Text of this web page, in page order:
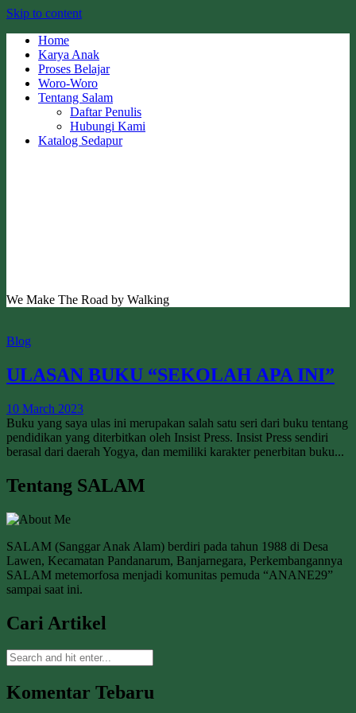
Skip to content
Home
Karya Anak
Proses Belajar
Woro-Woro
Tentang Salam
Daftar Penulis
Hubungi Kami
Katalog Sedapur
We Make The Road by Walking
Blog
ULASAN BUKU “SEKOLAH APA INI”
10 March 2023
Buku yang saya ulas ini merupakan salah satu seri dari buku tentang
pendidikan yang diterbitkan oleh Insist Press. Insist Press sendiri
berasal dari daerah Yogya, dan memiliki karakter penerbitan buku...
Tentang SALAM
SALAM (Sanggar Anak Alam) berdiri pada tahun 1988 di Desa
Lawen, Kecamatan Pandanarum, Banjarnegara, Perkembangannya
SALAM metemorfosa menjadi komunitas pemuda “ANANE29”
sampai saat ini.
Cari Artikel
Komentar Tebaru